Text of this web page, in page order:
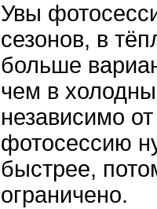
Увы
сезонов, в
больше
чем в
независимо
фотосессию
быстрее,
ограничено.